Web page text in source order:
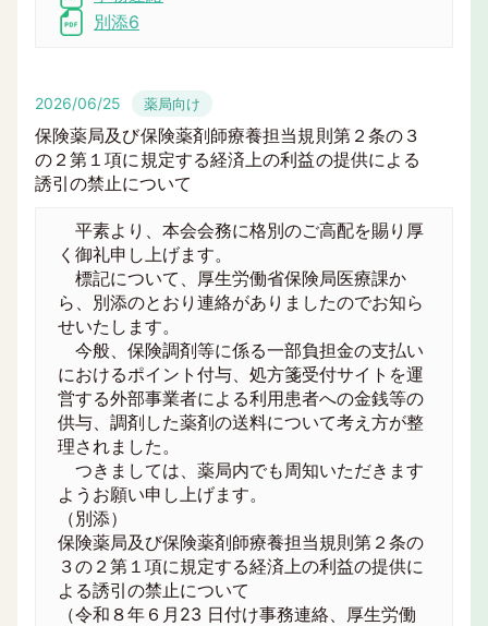
別添6
2026/06/25 薬局向け
保険薬局及び保険薬剤師療養担当規則第２条の３
の２第１項に規定する経済上の利益の提供による
誘引の禁止について
平素より、本会会務に格別のご高配を賜り厚
く御礼申し上げます。
標記について、厚生労働省保険局医療課か
ら、別添のとおり連絡がありましたのでお知ら
せいたします。
今般、保険調剤等に係る一部負担金の支払い
におけるポイント付与、処方箋受付サイトを運
営する外部事業者による利用患者への金銭等の
供与、調剤した薬剤の送料について考え方が整
理されました。
つきましては、薬局内でも周知いただきます
ようお願い申し上げます。
（別添）
保険薬局及び保険薬剤師療養担当規則第２条の
３の２第１項に規定する経済上の利益の提供に
よる誘引の禁止について
（令和８年６月23 日付け事務連絡、厚生労働